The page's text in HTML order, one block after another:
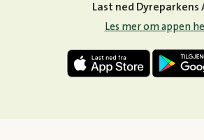
Last ned Dyreparkens
Les mer om appen